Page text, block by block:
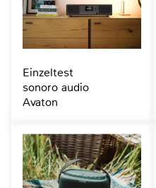
Einzeltest
sonoro audio
Avaton